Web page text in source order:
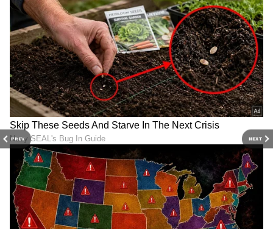
PREV NEXT
ಮದುವೆ ನಮ್ಮ ಕೆಲಸಕ್ಕೆ ಬ್ರೇಕ್ ಹಾಕಬಾರದು. ಪರ್ಸನಲ್‌
ಲೈಫ್ ಮತ್ತು ಕೆಲಸವನ್ನು ನಾನು ಮಿಕ್ಸ್‌ ಮಾಡುವುದಿಲ್ಲ. ಅದೇ
ಬೇರೆ ಇದೇ ಬೇರೆ ಎಂದು ಧನ್ಯಾ ರಾಮ್ ಮಾತನಾಡಿದ್ದಾರೆ.